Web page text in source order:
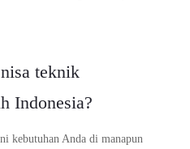
teknik
Indonesia?
kebutuhan Anda di manapun